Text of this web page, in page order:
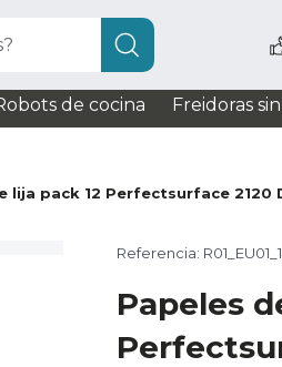
de cocina Freidoras
lija pack 12 Perfectsurface 2120
Referencia:
Papeles